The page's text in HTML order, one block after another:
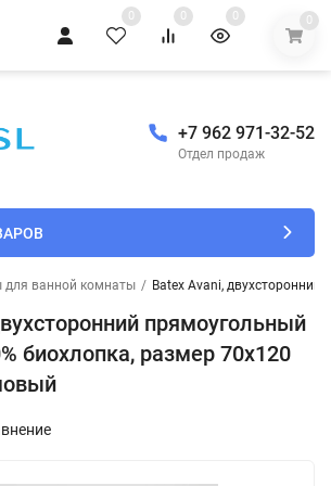
0 0 0 0
+7 962 971-32-52
Отдел продаж
для ванной комнаты / Batex Avani,
прямоугольный
биохлопка, размер 70x120